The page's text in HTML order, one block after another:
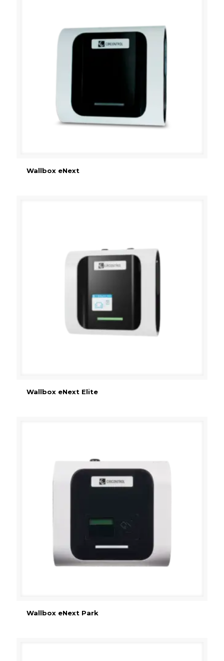
Wallbox eNext
Wallbox eNext Elite
Wallbox eNext Park